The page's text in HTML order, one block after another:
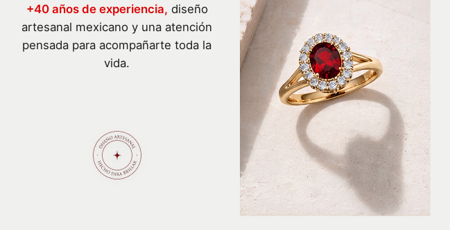
+40 años de experiencia, diseño
artesanal mexicano y una atención
pensada para acompañarte toda la
vida.